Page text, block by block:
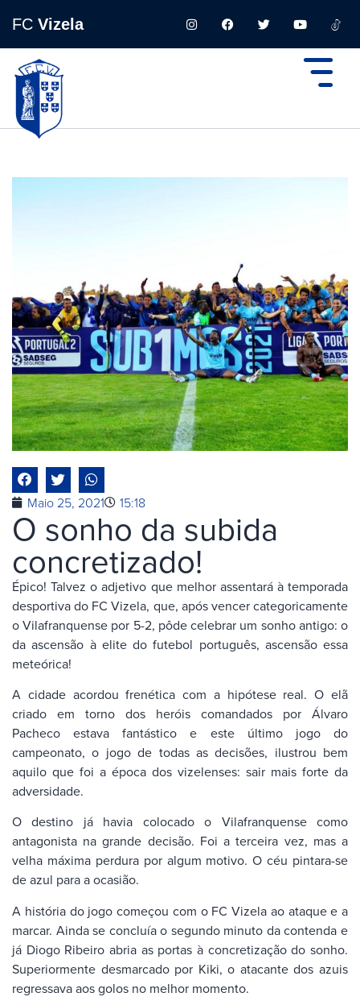
FC Vizela
Maio 25, 2021 15:18
O sonho da subida
concretizado!
Épico! Talvez o adjetivo que melhor assentará à temporada
desportiva do FC Vizela, que, após vencer categoricamente
o Vilafranquense por 5-2, pôde celebrar um sonho antigo: o
da ascensão à elite do futebol português, ascensão essa
meteórica!
A cidade acordou frenética com a hipótese real. O elã
criado em torno dos heróis comandados por Álvaro
Pacheco estava fantástico e este último jogo do
campeonato, o jogo de todas as decisões, ilustrou bem
aquilo que foi a época dos vizelenses: sair mais forte da
adversidade.
O destino já havia colocado o Vilafranquense como
antagonista na grande decisão. Foi a terceira vez, mas a
velha máxima perdura por algum motivo. O céu pintara-se
de azul para a ocasião.
A história do jogo começou com o FC Vizela ao ataque e a
marcar. Ainda se concluía o segundo minuto da contenda e
já Diogo Ribeiro abria as portas à concretização do sonho.
Superiormente desmarcado por Kiki, o atacante dos azuis
regressava aos golos no melhor momento.